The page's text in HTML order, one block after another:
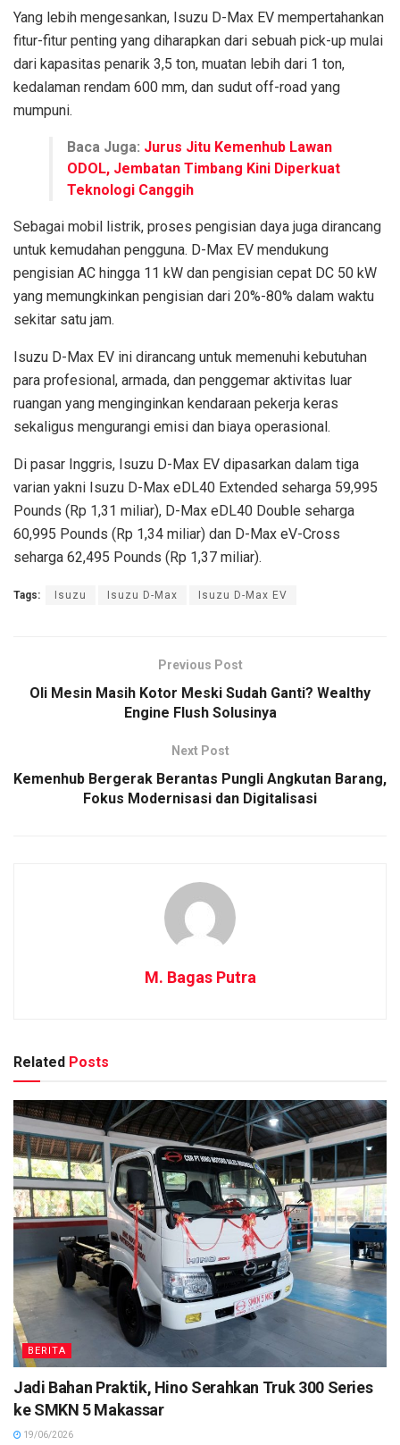
Yang lebih mengesankan, Isuzu D-Max EV mempertahankan
fitur-fitur penting yang diharapkan dari sebuah pick-up mulai
dari kapasitas penarik 3,5 ton, muatan lebih dari 1 ton,
kedalaman rendam 600 mm, dan sudut off-road yang
mumpuni.
Baca Juga: Jurus Jitu Kemenhub Lawan
ODOL, Jembatan Timbang Kini Diperkuat
Teknologi Canggih
Sebagai mobil listrik, proses pengisian daya juga dirancang
untuk kemudahan pengguna. D-Max EV mendukung
pengisian AC hingga 11 kW dan pengisian cepat DC 50 kW
yang memungkinkan pengisian dari 20%-80% dalam waktu
sekitar satu jam.
Isuzu D-Max EV ini dirancang untuk memenuhi kebutuhan
para profesional, armada, dan penggemar aktivitas luar
ruangan yang menginginkan kendaraan pekerja keras
sekaligus mengurangi emisi dan biaya operasional.
Di pasar Inggris, Isuzu D-Max EV dipasarkan dalam tiga
varian yakni Isuzu D-Max eDL40 Extended seharga 59,995
Pounds (Rp 1,31 miliar), D-Max eDL40 Double seharga
60,995 Pounds (Rp 1,34 miliar) dan D-Max eV-Cross
seharga 62,495 Pounds (Rp 1,37 miliar).
Tags: Isuzu Isuzu D-Max Isuzu D-Max EV
Previous Post
Oli Mesin Masih Kotor Meski Sudah Ganti? Wealthy
Engine Flush Solusinya
Next Post
Kemenhub Bergerak Berantas Pungli Angkutan Barang,
Fokus Modernisasi dan Digitalisasi
M. Bagas Putra
Related Posts
BERITA
Jadi Bahan Praktik, Hino Serahkan Truk 300 Series
ke SMKN 5 Makassar
19/06/2026